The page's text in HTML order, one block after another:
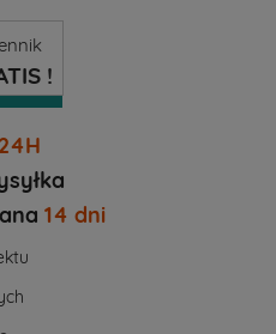
!
14 dni